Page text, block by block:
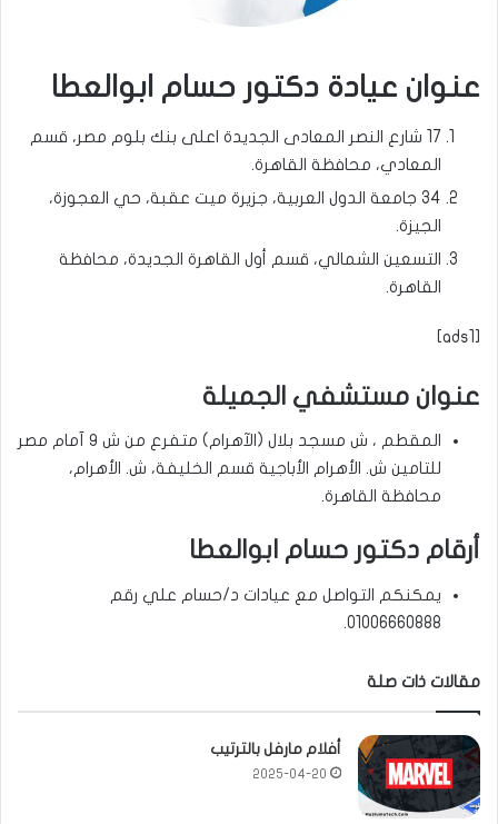
عنوان عيادة دكتور حسام ابوالعطا
17 شارع النصر المعادى الجديدة اعلى بنك بلوم مصر، قسم
المعادي، محافظة القاهرة‬.
34 جامعة الدول العربية، جزيرة ميت عقبة، حي العجوزة،
الجيزة.
التسعين الشمالي، قسم أول القاهرة الجديدة، محافظة
القاهرة.
[ads1]
عنوان مستشفي الجميلة
المقطم ، ش مسجد بلال (الآهرام) متفرع من ش ٩ آمام مصر
للتامين ش. الأهرام الأباجية قسم الخليفة، ش. الأهرام،
محافظة القاهرة.
أرقام دكتور حسام ابوالعطا
يمكنكم التواصل مع عيادات د/حسام علي رقم
01006660888.
مقالات ذات صلة
أفلام مارفل بالترتيب
2025-04-20